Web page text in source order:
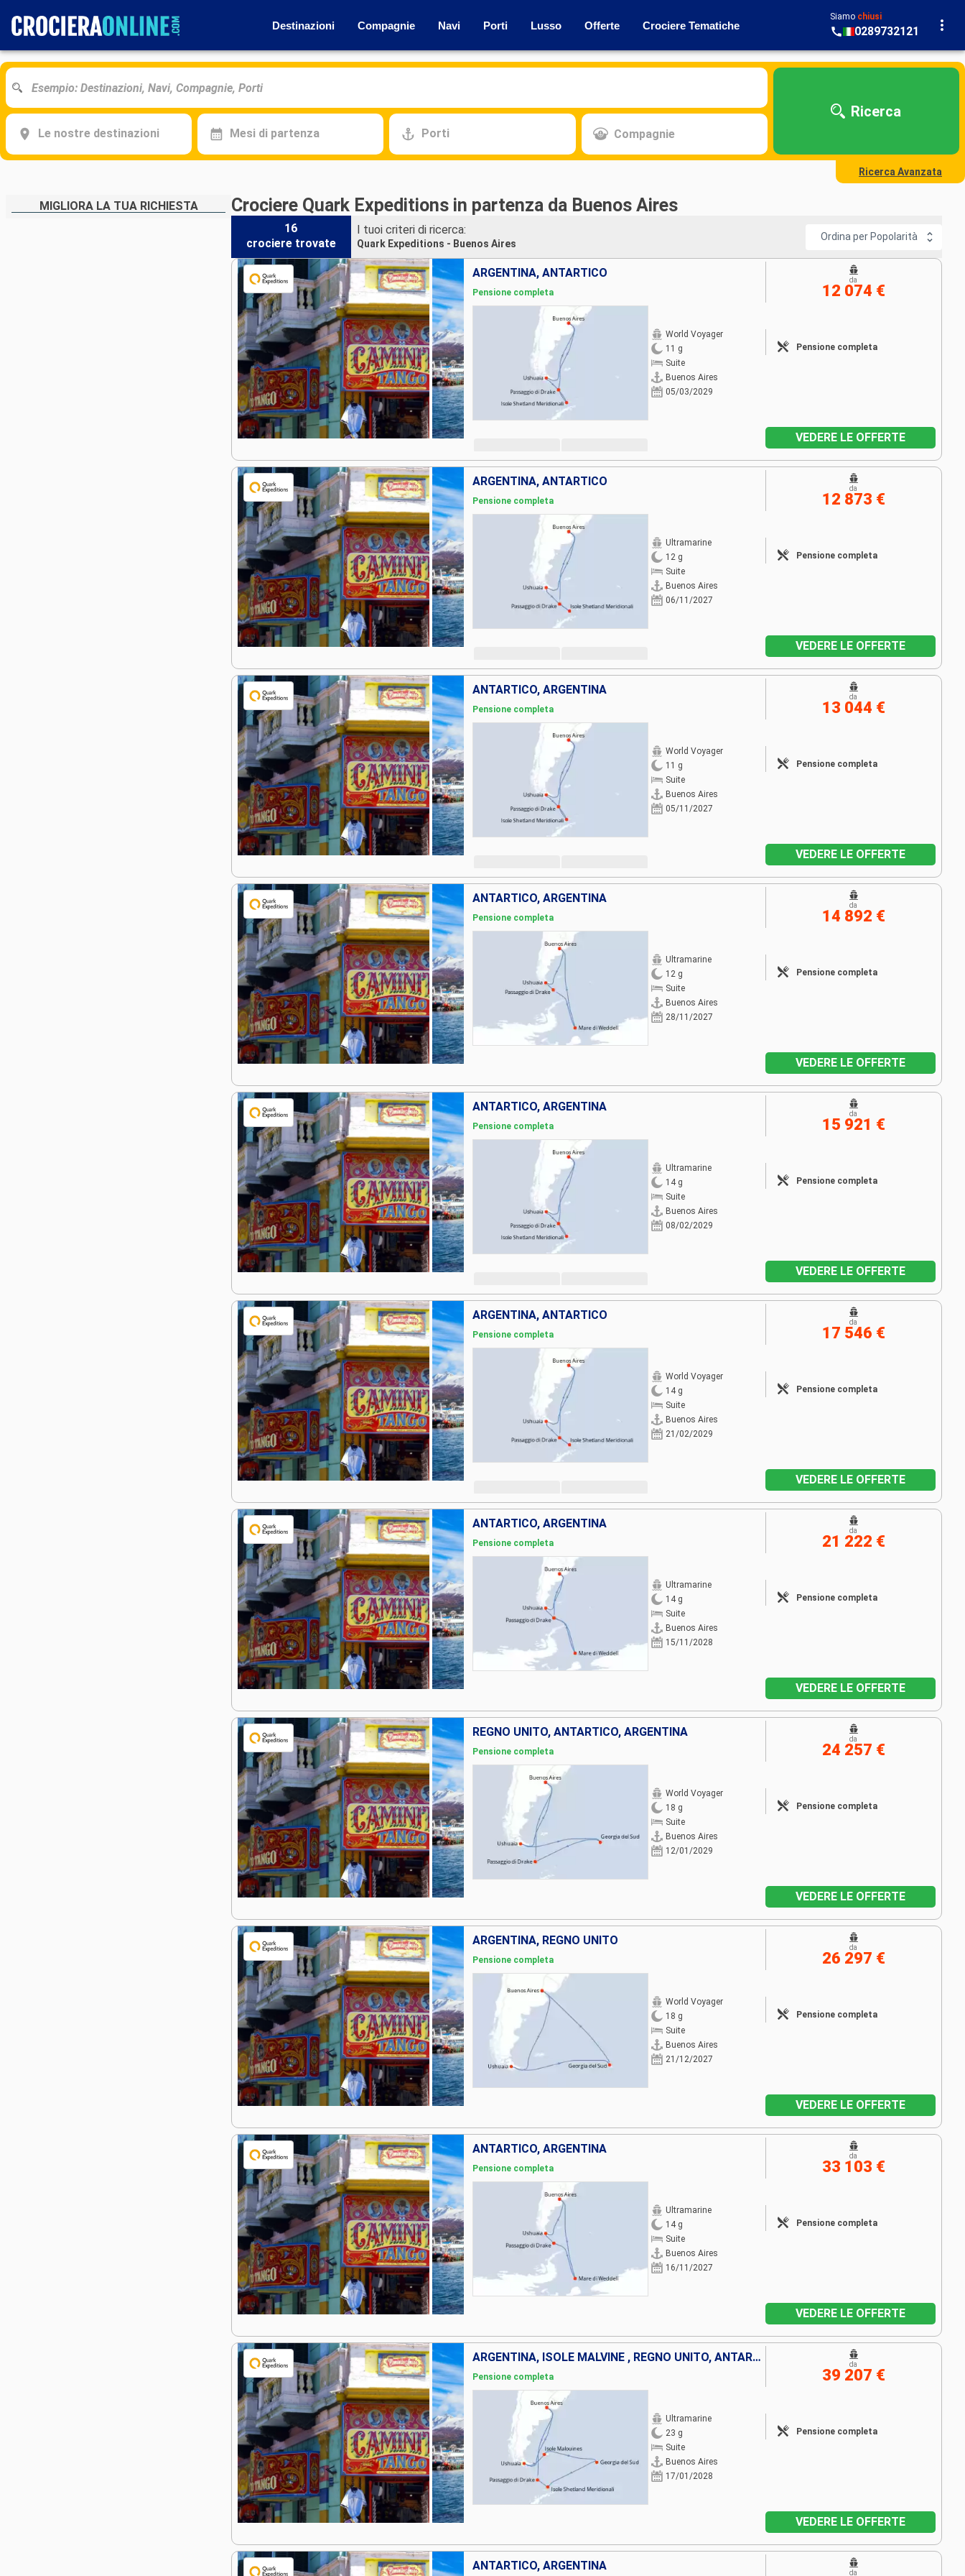
Destinazioni Compagnie Navi Porti Lusso Offerte Crociere Tematiche
Siamo chiusi
0289732121
Le nostre destinazioni Mesi di partenza Porti Compagnie
Ricerca
Ricerca Avanzata
MIGLIORA LA TUA RICHIESTA Crociere Quark Expeditions in partenza da Buenos Aires
16
crociere trovate
I tuoi criteri di ricerca:
Quark Expeditions - Buenos Aires
Ordina per Popolarità
ARGENTINA, ANTARTICO
Pensione completa
World Voyager
11 g
Suite
Buenos Aires
05/03/2029
Pensione completa
da
12 074 €
VEDERE LE OFFERTE
ARGENTINA, ANTARTICO
Pensione completa
Ultramarine
12 g
Suite
Buenos Aires
06/11/2027
Pensione completa
da
12 873 €
VEDERE LE OFFERTE
ANTARTICO, ARGENTINA
Pensione completa
World Voyager
11 g
Suite
Buenos Aires
05/11/2027
Pensione completa
da
13 044 €
VEDERE LE OFFERTE
ANTARTICO, ARGENTINA
Pensione completa
Ultramarine
12 g
Suite
Buenos Aires
28/11/2027
Pensione completa
da
14 892 €
VEDERE LE OFFERTE
ANTARTICO, ARGENTINA
Pensione completa
Ultramarine
14 g
Suite
Buenos Aires
08/02/2029
Pensione completa
da
15 921 €
VEDERE LE OFFERTE
ARGENTINA, ANTARTICO
Pensione completa
World Voyager
14 g
Suite
Buenos Aires
21/02/2029
Pensione completa
da
17 546 €
VEDERE LE OFFERTE
ANTARTICO, ARGENTINA
Pensione completa
Ultramarine
14 g
Suite
Buenos Aires
15/11/2028
Pensione completa
da
21 222 €
VEDERE LE OFFERTE
REGNO UNITO, ANTARTICO, ARGENTINA
Pensione completa
World Voyager
18 g
Suite
Buenos Aires
12/01/2029
Pensione completa
da
24 257 €
VEDERE LE OFFERTE
ARGENTINA, REGNO UNITO
Pensione completa
World Voyager
18 g
Suite
Buenos Aires
21/12/2027
Pensione completa
da
26 297 €
VEDERE LE OFFERTE
ANTARTICO, ARGENTINA
Pensione completa
Ultramarine
14 g
Suite
Buenos Aires
16/11/2027
Pensione completa
da
33 103 €
VEDERE LE OFFERTE
ARGENTINA, ISOLE MALVINE , REGNO UNITO, ANTARTICO
Pensione completa
Ultramarine
23 g
Suite
Buenos Aires
17/01/2028
Pensione completa
da
39 207 €
VEDERE LE OFFERTE
ANTARTICO, ARGENTINA
da